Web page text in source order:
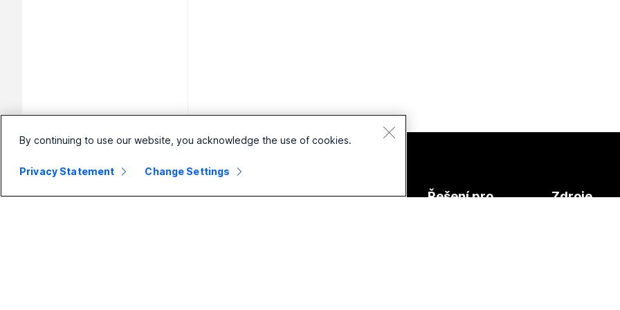
Malá firma Podnik Zařízení Řešení pro Zdroje
By continuing to use our website, you acknowledge the use of cookies.
Privacy Statement Change Settings